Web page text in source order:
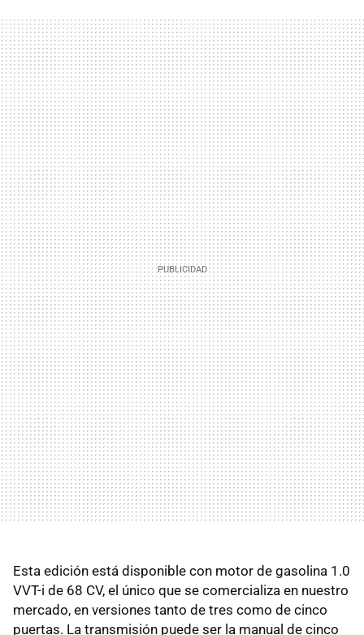
Esta edición está disponible con motor de gasolina 1.0
VVT-i de 68 CV, el único que se comercializa en nuestro
mercado, en versiones tanto de tres como de cinco
puertas. La transmisión puede ser la manual de cinco